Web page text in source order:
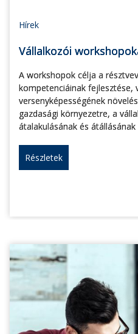
Hírek
Vállalkozói
A workshopok célja a
kompetenciáinak fejlesztése,
versenyképességének
gazdasági környezetre, a
átalakulásának és átállásának
Részletek